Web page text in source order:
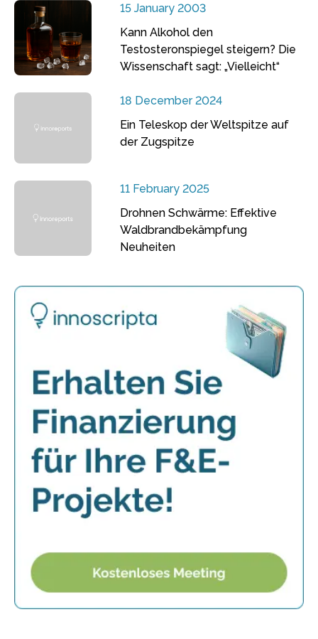
15 January 2003
Kann Alkohol den
Testosteronspiegel steigern? Die
Wissenschaft sagt: „Vielleicht“
18 December 2024
Ein Teleskop der Weltspitze auf
der Zugspitze
11 February 2025
Drohnen Schwärme: Effektive
Waldbrandbekämpfung
Neuheiten